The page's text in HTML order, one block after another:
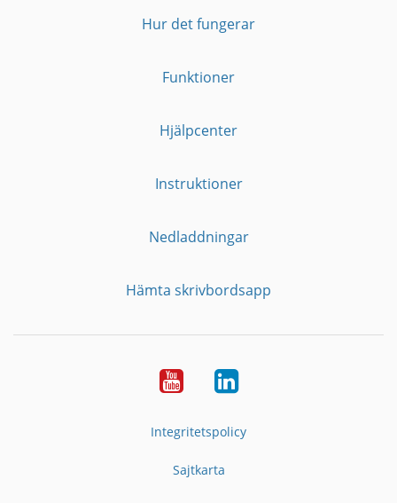
Hur det fungerar
Funktioner
Hjälpcenter
Instruktioner
Nedladdningar
Hämta skrivbordsapp
YouTubeLinkedIn
Integritetspolicy
Sajtkarta